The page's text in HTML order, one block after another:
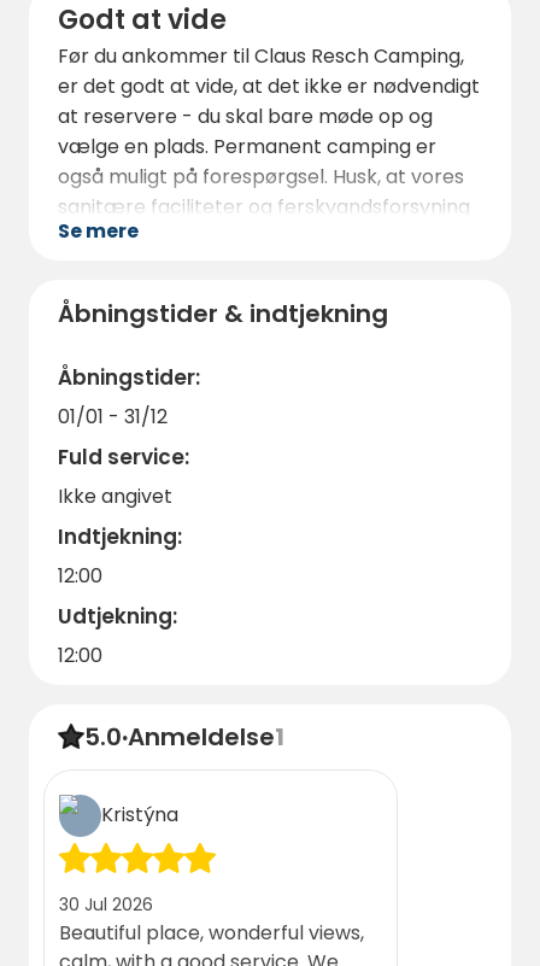
gennem det smukke vinland.
Godt at vide
Før du ankommer til Claus Resch Camping,
er det godt at vide, at det ikke er nødvendigt
at reservere - du skal bare møde op og
vælge en plads. Permanent camping er
også muligt på forespørgsel. Husk, at vores
sanitære faciliteter og ferskvandsforsyning
giver dig al den komfort, du har brug for.
indendørs aktiviteter i regionen, fra
museer og wellness-programmer.
Book dit ophold på Claus Resch
Campingplatz, og få en uforglemmelig tid i
det smukke sydlige Steiermark.
Vi ser frem til dit besøg!
Se mere
Åbningstider & indtjekning
Åbningstider:
01/01 - 31/12
Fuld service:
Ikke angivet
Indtjekning:
12:00
Udtjekning:
12:00
5.0·Anmeldelse1
Kristýna
30 Jul 2026
Beautiful place, wonderful views,